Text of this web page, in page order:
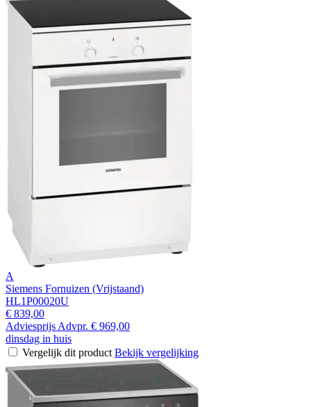
A
Siemens Fornuizen (Vrijstaand)
HL1P00020U
€ 839,00
Adviesprijs Advpr. € 969,00
dinsdag in huis
Vergelijk dit product Bekijk vergelijking